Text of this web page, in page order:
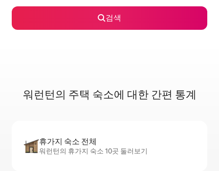
검색
워런턴의 주택 숙소에 대한 간편 통계
휴가지 숙소 전체
워런턴의 휴가지 숙소 10곳 둘러보기